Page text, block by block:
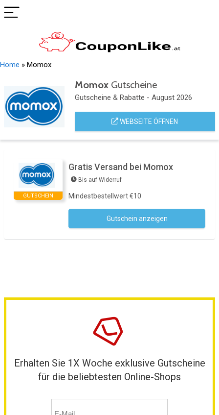
Home » Momox
MomoxGutscheine
Gutscheine & Rabatte - August 2026
WEBSEITE ÖFFNEN
GUTSCHEIN
Gratis Versand bei Momox
Bis auf Widerruf
Mindestbestellwert €10
Gutschein anzeigen
Erhalten Sie 1X Woche exklusive Gutscheine
für die beliebtesten Online-Shops